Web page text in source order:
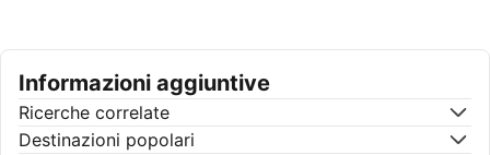
Informazioni aggiuntive
Ricerche correlate
Destinazioni popolari